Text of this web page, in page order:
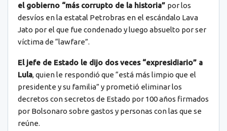
el gobierno “más corrupto de la historia” por los
desvíos en la estatal Petrobras en el escándalo Lava
Jato por el que fue condenado y luego absuelto por ser
víctima de “lawfare”.
El jefe de Estado le dijo dos veces “expresidiario” a
Lula, quien le respondió que “está más limpio que el
presidente y su familia” y prometió eliminar los
decretos con secretos de Estado por 100 años firmados
por Bolsonaro sobre gastos y personas con las que se
reúne.